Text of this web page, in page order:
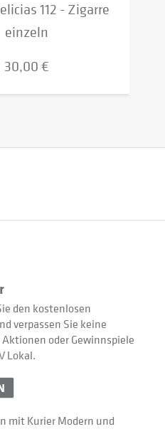
112 - Zigarre
einzeln
30,00 €
den kostenlosen
verpassen Sie keine
oder Gewinnspiele
Lokal.
mit Kurier Modern und